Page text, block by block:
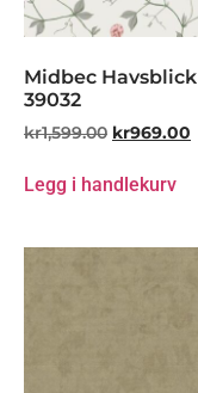
Midbec Havsblick
39032
kr1,599.00 kr969.00
Legg i handlekurv